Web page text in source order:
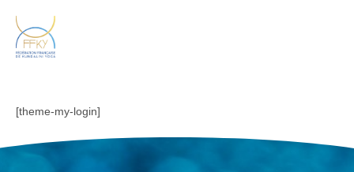
[theme-my-login]